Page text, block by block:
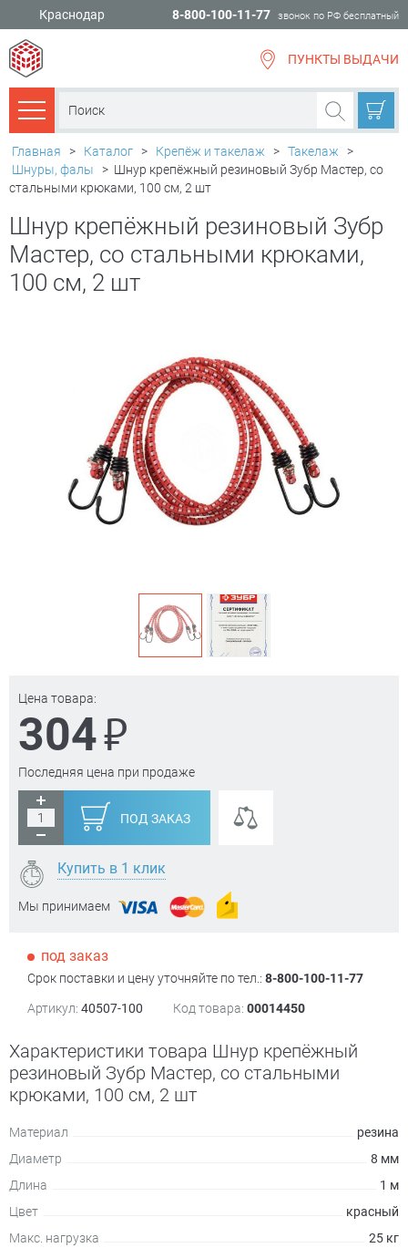
Краснодар 8-800-100-11-77 звонок по РФ бесплатный
ПУНКТЫ ВЫДАЧИ
Каталог товаров
Главная > Каталог > Крепёж и такелаж > Такелаж
>
Шнуры, фалы
> Шнур крепёжный резиновый Зубр Мастер, со
стальными крюками, 100 см, 2 шт
Шнур крепёжный резиновый Зубр
Мастер, со стальными крюками,
100 см, 2 шт
Цена товара:
304₽
Последняя цена при продаже
ПОД ЗАКАЗ
Купить в 1 клик
Мы принимаем
под заказ
Срок поставки и цену уточняйте по тел.: 8-800-100-11-77
Артикул: 40507-100 Код товара: 00014450
Характеристики товара Шнур крепёжный
резиновый Зубр Мастер, со стальными
крюками, 100 см, 2 шт
Материал
резина
Диаметр
8 мм
Длина
1 м
Цвет
красный
Макс. нагрузка
25 кг